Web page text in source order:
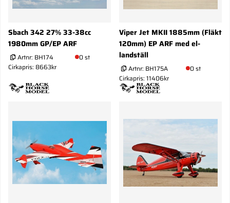
Sbach 342 27% 33-38cc
1980mm GP/EP ARF
Artnr: BH174
0 st
Cirkapris: 8663kr
Viper Jet MKII 1885mm (Fläkt
120mm) EP ARF med el-
landställ
Artnr: BH175A
0 st
Cirkapris: 11406kr